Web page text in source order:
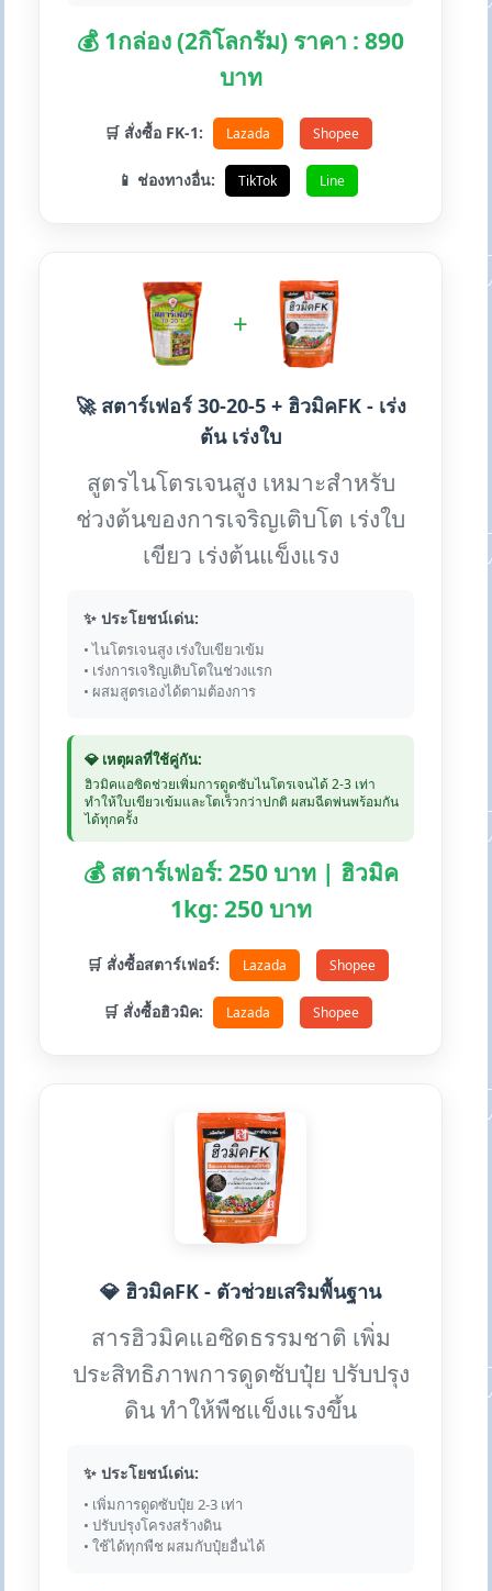
💰 1กล่อง (2กิโลกรัม) ราคา : 890
บาท
🛒 สั่งซื้อ FK-1: Lazada Shopee
📱 ช่องทางอื่น: TikTok Line
+
🚀 สตาร์เฟอร์ 30-20-5 + ฮิวมิคFK - เร่ง
ต้น เร่งใบ
สูตรไนโตรเจนสูง เหมาะสำหรับ
ช่วงต้นของการเจริญเติบโต เร่งใบ
เขียว เร่งต้นแข็งแรง
✨ ประโยชน์เด่น:
• ไนโตรเจนสูง เร่งใบเขียวเข้ม
• เร่งการเจริญเติบโตในช่วงแรก
• ผสมสูตรเองได้ตามต้องการ
💎 เหตุผลที่ใช้คู่กัน:
ฮิวมิคแอซิดช่วยเพิ่มการดูดซับไนโตรเจนได้ 2-3 เท่า
ทำให้ใบเขียวเข้มและโตเร็วกว่าปกติ ผสมฉีดพ่นพร้อมกัน
ได้ทุกครั้ง
💰 สตาร์เฟอร์: 250 บาท | ฮิวมิค
1kg: 250 บาท
🛒 สั่งซื้อสตาร์เฟอร์: Lazada Shopee
🛒 สั่งซื้อฮิวมิค: Lazada Shopee
💎 ฮิวมิคFK - ตัวช่วยเสริมพื้นฐาน
สารฮิวมิคแอซิดธรรมชาติ เพิ่ม
ประสิทธิภาพการดูดซับปุ๋ย ปรับปรุง
ดิน ทำให้พืชแข็งแรงขึ้น
✨ ประโยชน์เด่น:
• เพิ่มการดูดซับปุ๋ย 2-3 เท่า
• ปรับปรุงโครงสร้างดิน
• ใช้ได้ทุกพืช ผสมกับปุ๋ยอื่นได้